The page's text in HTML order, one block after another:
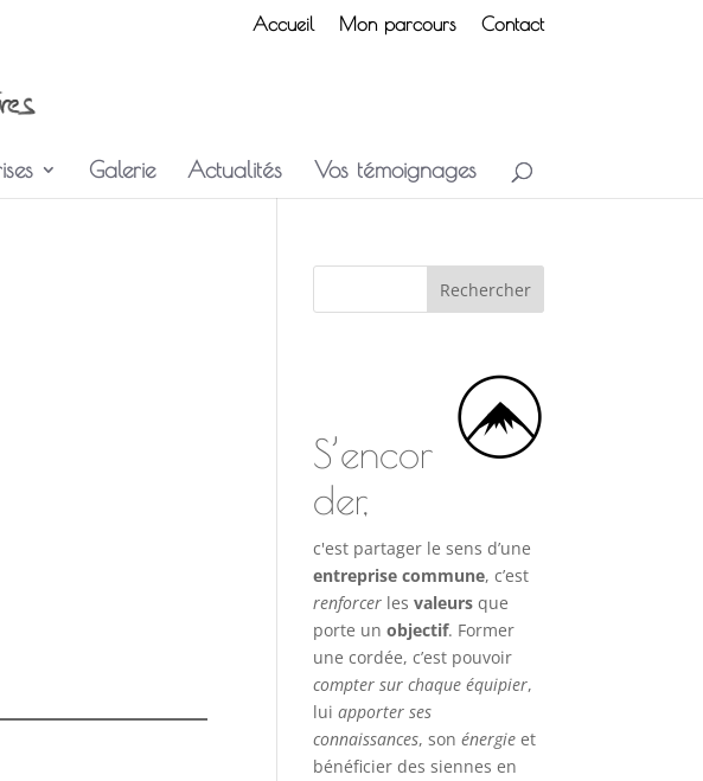
Accueil Mon parcours Contact
Galerie Actualités Vos témoignages
S’encor
der,
c'est partager le sens d’une
entreprise commune, c’est
renforcer lesvaleurs que
porte unobjectif. Former
une cordée, c’est pouvoir
compter sur chaque équipier,
luiapporter ses
connaissances, sonénergie et
bénéficier des siennes en